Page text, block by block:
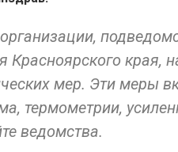
Красноярского края,
мер. Эти меры
термометрии,
ведомства.